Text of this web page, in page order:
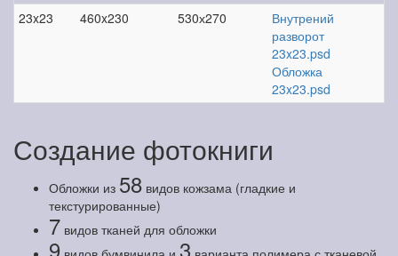
23x23
460x230 530х270
Внутрений
разворот
23x23.psd
Обложка
23x23.psd
Создание фотокниги
Обложки из 58 видов кожзама (гладкие и
текстурированные)
7 видов тканей для обложки
9 3